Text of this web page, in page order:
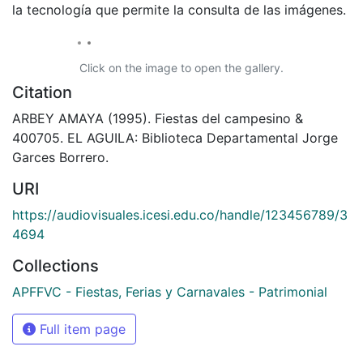
la tecnología que permite la consulta de las imágenes.
Click on the image to open the gallery.
Citation
ARBEY AMAYA (1995). Fiestas del campesino &
400705. EL AGUILA: Biblioteca Departamental Jorge
Garces Borrero.
URI
https://audiovisuales.icesi.edu.co/handle/123456789/3
4694
Collections
APFFVC - Fiestas, Ferias y Carnavales - Patrimonial
Full item page